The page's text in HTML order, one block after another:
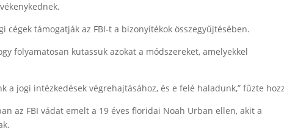
támogatják az FBI-t a bizonyítékok összegyűjtésében.
folyamatosan kutassuk azokat a módszereket, amelyekkel
a jogi intézkedések végrehajtásához, és e felé haladunk,” fűzte
az FBI vádat emelt a 19 éves floridai Noah Urban ellen, akit a